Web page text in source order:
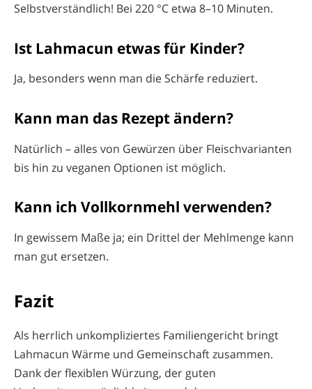
Selbstverständlich! Bei 220 °C etwa 8–10 Minuten.
Ist Lahmacun etwas für Kinder?
Ja, besonders wenn man die Schärfe reduziert.
Kann man das Rezept ändern?
Natürlich – alles von Gewürzen über Fleischvarianten
bis hin zu veganen Optionen ist möglich.
Kann ich Vollkornmehl verwenden?
In gewissem Maße ja; ein Drittel der Mehlmenge kann
man gut ersetzen.
Fazit
Als herrlich unkompliziertes Familiengericht bringt
Lahmacun Wärme und Gemeinschaft zusammen.
Dank der flexiblen Würzung, der guten